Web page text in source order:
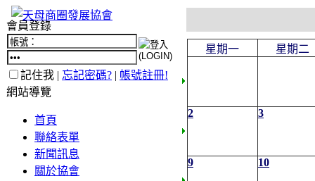
會員登錄
記住我 | 忘記密碼? | 帳號註冊!
網站導覽
首頁
聯絡表單
新聞訊息
關於協會
星期一 星期二
2 3
9 10